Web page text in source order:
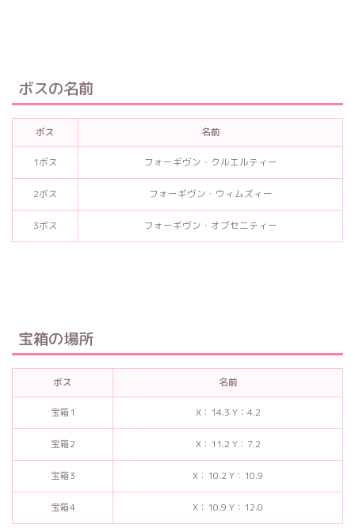
ボスの名前
ボス 名前
1ボス フォーギヴン・クルエルティー
2ボス フォーギヴン・ウィムズィー
3ボス フォーギヴン・オブセニティー
宝箱の場所
ボス 名前
宝箱1 X：14.3 Y：4.2
宝箱2 X：11.2 Y：7.2
宝箱3 X：10.2 Y：10.9
宝箱4 X：10.9 Y：12.0